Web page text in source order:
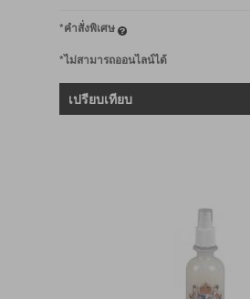
*คำสั่งพิเศษ
*ไม่สามารถออนไลน์ได้
เปรียบเทียบ